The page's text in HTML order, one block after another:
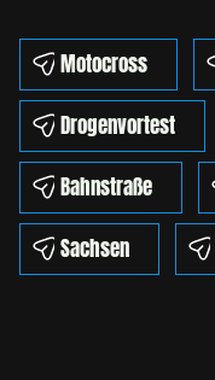
Motocross
Drogenvortest
Bahnstraße
Sachsen